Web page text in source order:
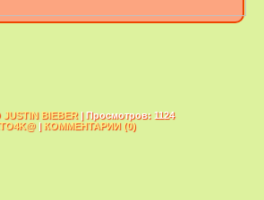
BIEBER| Просмотров: 1124
| КОММЕНТАРИИ (0)